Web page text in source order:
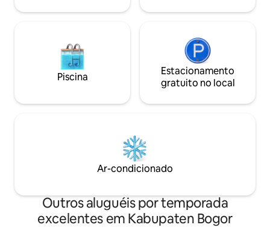
também estão
Piscina
Estacionamento
gratuito no local
Ar-condicionado
Outros aluguéis por temporada
excelentes em Kabupaten Bogor